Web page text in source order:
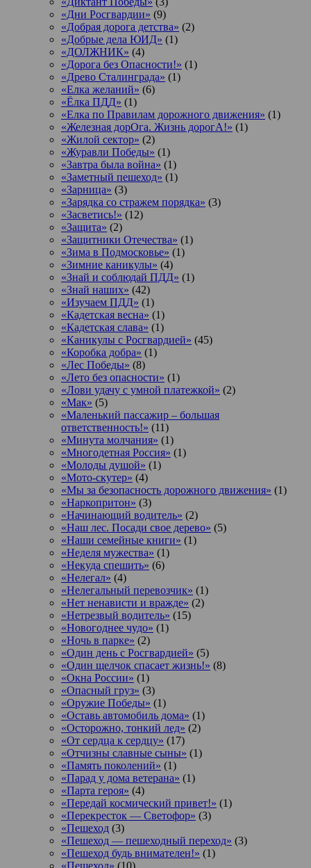
«Дни Росгвардии» (9)
«Добрая дорога детства» (2)
«Добрые дела ЮИД» (1)
«ДОЛЖНИК» (4)
«Дорога без Опасности!» (1)
«Древо Сталинграда» (1)
«Елка желаний» (6)
«Ёлка ПДД» (1)
«Елка по Правилам дорожного движения» (1)
«Железная дорОга. Жизнь дорогА!» (1)
«Жилой сектор» (2)
«Журавли Победы» (1)
«Завтра была война» (1)
«Заметный пешеход» (1)
«Зарница» (3)
«Зарядка со стражем порядка» (3)
«Засветись!» (12)
«Защита» (2)
«Защитники Отечества» (1)
«Зима в Подмосковье» (1)
«Зимние каникулы» (4)
«Знай и соблюдай ПДД» (1)
«Знай наших» (42)
«Изучаем ПДД» (1)
«Кадетская весна» (1)
«Кадетская слава» (1)
«Каникулы с Росгвардией» (45)
«Коробка добра» (1)
«Лес Победы» (8)
«Лето без опасности» (1)
«Лови удачу с умной платежкой» (2)
«Мак» (5)
«Маленький пассажир – большая
ответственность!» (11)
«Минута молчания» (1)
«Многодетная Россия» (1)
«Молоды душой» (1)
«Мото-скутер» (4)
«Мы за безопасность дорожного движения» (1)
«Наркопритон» (3)
«Начинающий водитель» (2)
«Наш лес. Посади свое дерево» (5)
«Наши семейные книги» (1)
«Неделя мужества» (1)
«Некуда спешить» (6)
«Нелегал» (4)
«Нелегальный перевозчик» (1)
«Нет ненависти и вражде» (2)
«Нетрезвый водитель» (15)
«Новогоднее чудо» (1)
«Ночь в парке» (2)
«Один день с Росгвардией» (5)
«Один щелчок спасает жизнь!» (8)
«Окна России» (1)
«Опасный груз» (3)
«Оружие Победы» (1)
«Оставь автомобиль дома» (1)
«Осторожно, тонкий лед» (2)
«От сердца к сердцу» (17)
«Отчизны славные сыны» (1)
«Память поколений» (1)
«Парад у дома ветерана» (1)
«Парта героя» (4)
«Передай космический привет!» (1)
«Перекресток — Светофор» (3)
«Пешеход (3)
«Пешеход — пешеходный переход» (3)
«Пешеход будь внимателен!» (1)
«Пешеход» (10)